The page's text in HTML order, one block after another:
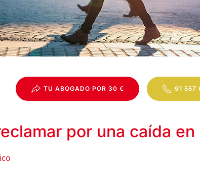
TU ABOGADO POR 30 € 91 557
por una caída